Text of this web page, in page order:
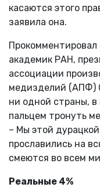
касаются этого
заявила она.
академик РАН,
ассоциации
медизделий (АПФ)
ни одной страны, в
пальцем тронуть
– Мы этой
прославились на
смеются во всем
Реальные 4%